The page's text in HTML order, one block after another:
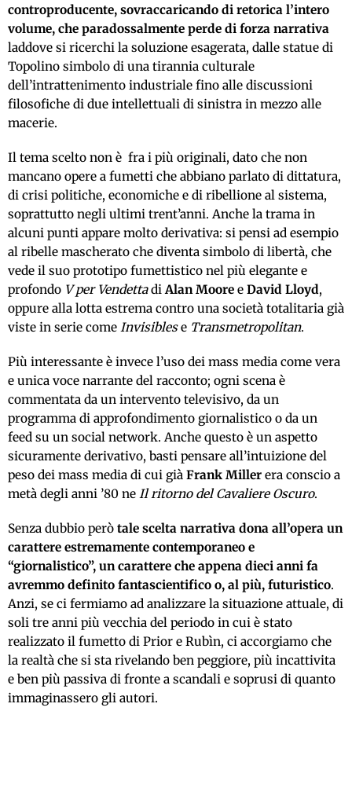
controproducente, sovraccaricando di retorica l’intero
volume, che paradossalmente perde di forza narrativa
laddove si ricerchi la soluzione esagerata, dalle statue di
Topolino simbolo di una tirannia culturale
dell’intrattenimento industriale fino alle discussioni
filosofiche di due intellettuali di sinistra in mezzo alle
macerie.
Il tema scelto non è fra i più originali, dato che non
mancano opere a fumetti che abbiano parlato di dittatura,
di crisi politiche, economiche e di ribellione al sistema,
soprattutto negli ultimi trent’anni. Anche la trama in
alcuni punti appare molto derivativa: si pensi ad esempio
al ribelle mascherato che diventa simbolo di libertà, che
vede il suo prototipo fumettistico nel più elegante e
profondo V per VendettadiAlan Moore e David Lloyd,
oppure alla lotta estrema contro una società totalitaria già
viste in serie come Invisiblese Transmetropolitan.
Più interessante è invece l’uso dei mass media come vera
e unica voce narrante del racconto; ogni scena è
commentata da un intervento televisivo, da un
programma di approfondimento giornalistico o da un
feed su un social network. Anche questo è un aspetto
sicuramente derivativo, basti pensare all’intuizione del
peso dei mass media di cui già Frank Miller era conscio a
metà degli anni ’80 ne Il ritorno del Cavaliere Oscuro.
Senza dubbio però tale scelta narrativa dona all’opera un
carattere estremamente contemporaneo e
“giornalistico”, un carattere che appena dieci anni fa
avremmo definito fantascientifico o, al più, futuristico.
Anzi, se ci fermiamo ad analizzare la situazione attuale, di
soli tre anni più vecchia del periodo in cui è stato
realizzato il fumetto di Prior e Rubìn, ci accorgiamo che
la realtà che si sta rivelando ben peggiore, più incattivita
e ben più passiva di fronte a scandali e soprusi di quanto
immaginassero gli autori.